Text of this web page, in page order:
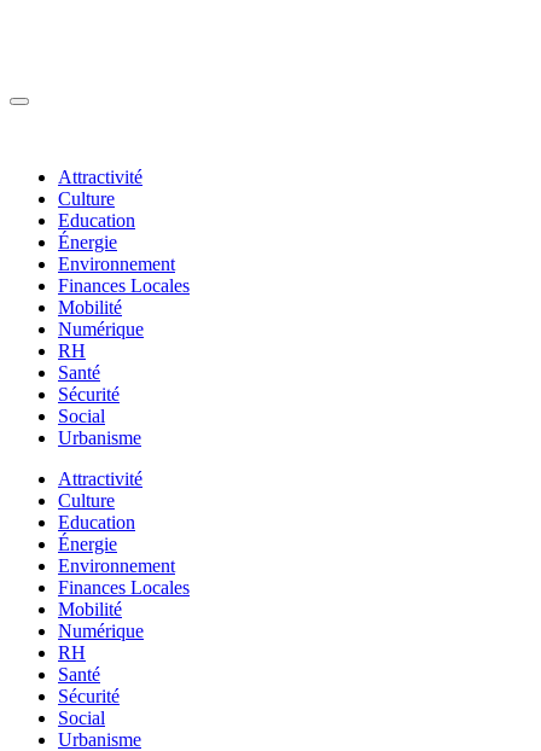
Attractivité
Culture
Education
Énergie
Environnement
Finances Locales
Mobilité
Numérique
RH
Santé
Sécurité
Social
Urbanisme
Attractivité
Culture
Education
Énergie
Environnement
Finances Locales
Mobilité
Numérique
RH
Santé
Sécurité
Social
Urbanisme